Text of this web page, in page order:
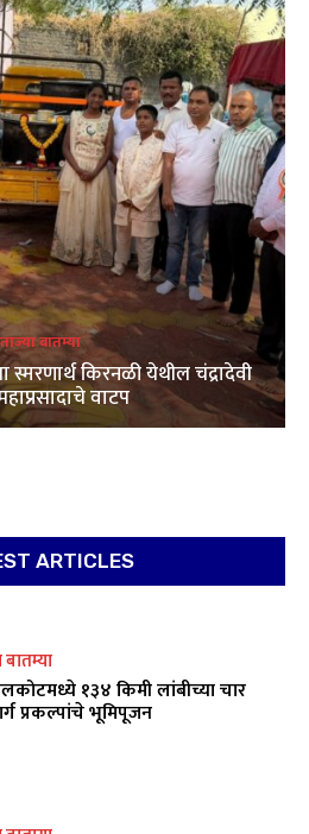
ताज्या बातम्या
किरनळी येथील चंद्रादेवी
वाटप
ARTICLES
बातम्या
१३४ किमी लांबीच्या चार
प्रकल्पांचे भूमिपूजन